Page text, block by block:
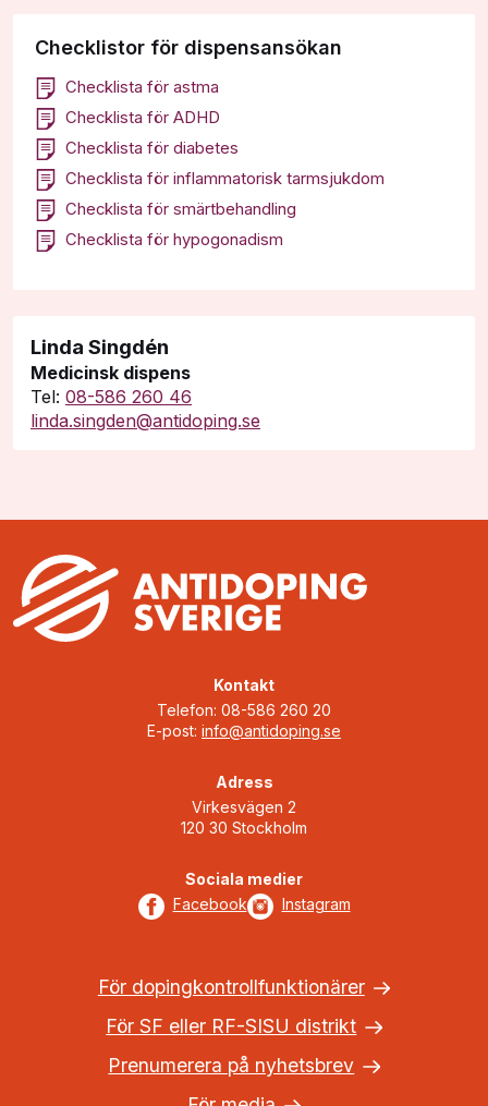
Checklistor för dispensansökan
Checklista för astma
Checklista för ADHD
Checklista för diabetes
Checklista för inflammatorisk tarmsjukdom
Checklista för smärtbehandling
Checklista för hypogonadism
Linda Singdén
Tel: 08-586 260 46
Medicinsk dispens
linda.singden@antidoping.se
Kontakt
Telefon: 08-586 260 20
E-post: info@antidoping.se
Adress
Virkesvägen 2
120 30 Stockholm
Sociala medier
Facebook
Instagram
För dopingkontrollfunktionärer
För SF eller RF-SISU distrikt
Prenumerera på nyhetsbrev